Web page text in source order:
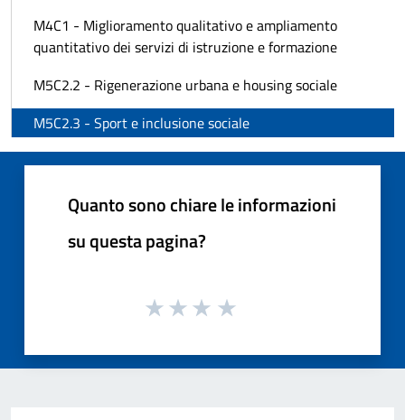
M4C1 - Miglioramento qualitativo e ampliamento
quantitativo dei servizi di istruzione e formazione
M5C2.2 - Rigenerazione urbana e housing sociale
M5C2.3 - Sport e inclusione sociale
Quanto sono chiare le informazioni
su questa pagina?